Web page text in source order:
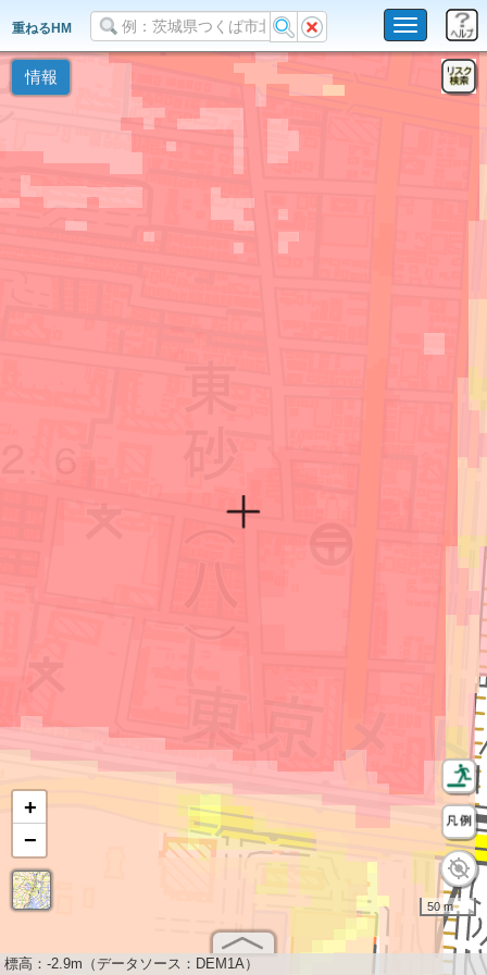
Toggle
navigation
重ねるHM
情報
+
−
50 m
標高： -2.9m（データソース：DEM1A）